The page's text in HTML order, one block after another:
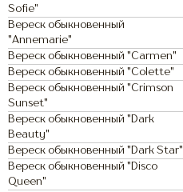
Sofie"
Вереск обыкновенный
"Annemarie"
Вереск обыкновенный "Carmen"
Вереск обыкновенный "Colette"
Вереск обыкновенный "Crimson
Sunset"
Вереск обыкновенный "Dark
Beauty"
Вереск обыкновенный "Dark Star"
Вереск обыкновенный "Disco
Queen"